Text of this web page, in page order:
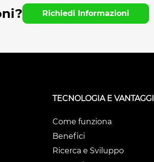
Richiedi Informazioni
TECNOLOGIA E VANTAGGI
Come funziona
Benefici
Ricerca e Sviluppo